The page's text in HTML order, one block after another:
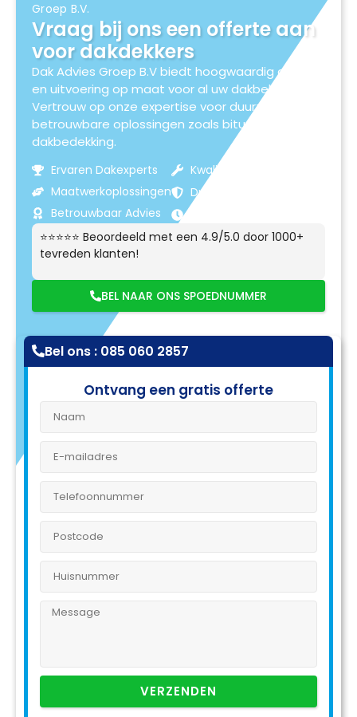
Groep B.V.
Vraag bij ons een offerte aan
voor dakdekkers
Dak Advies Groep B.V biedt hoogwaardig advies
en uitvoering op maat voor al uw dakbehoeften.
Vertrouw op onze expertise voor duurzame en
betrouwbare oplossingen zoals bitumen
dakbedekking.
Ervaren Dakexperts
Maatwerkoplossingen
Betrouwbaar Advies
Kwaliteitsmaterialen
Duurzame Resultaten
⭐⭐⭐⭐⭐ Beoordeeld met een 4.9/5.0 door 1000+
tevreden klanten!
BEL NAAR ONS SPOEDNUMMER
Bel ons : 085 060 2857
Ontvang een gratis offerte
VERZENDEN